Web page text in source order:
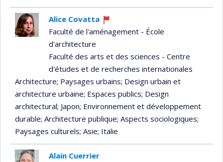
Alice Covatta
Ce
professeur
Faculté de l'aménagement - École
d'architecture
Faculté des arts et des sciences - Centre
d'études et de recherches internationales
Architecture; Paysages urbains; Design urbain et
architecture urbaine; Espaces publics; Design
architectural; Japon; Environnement et développement
durable; Architecture publique; Aspects sociologiques;
Paysages culturels; Asie; Italie
Alain Cuerrier